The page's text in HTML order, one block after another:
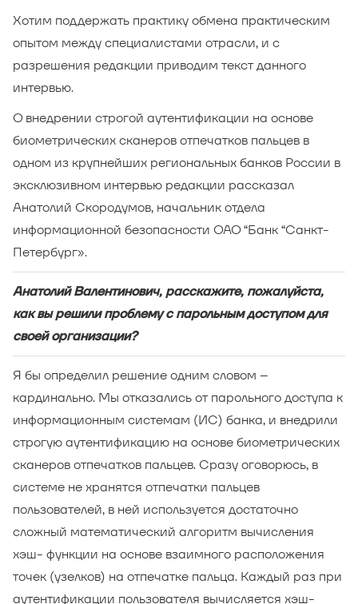
Хотим поддержать практику обмена практическим
опытом между специалистами отрасли, и с
разрешения редакции приводим текст данного
интервью.
О внедрении строгой аутентификации на основе
биометрических сканеров отпечатков пальцев в
одном из крупнейших региональных банков России в
эксклюзивном интервью редакции рассказал
Анатолий Скородумов, начальник отдела
информационной безопасности ОАО “Банк “Санкт-
Петербург».
Анатолий Валентинович, расскажите, пожалуйста,
как вы решили проблему с парольным доступом для
своей организации?
Я бы определил решение одним словом –
кардинально. Мы отказались от парольного доступа к
информационным системам (ИС) банка, и внедрили
строгую аутентификацию на основе биометрических
сканеров отпечатков пальцев. Сразу оговорюсь, в
системе не хранятся отпечатки пальцев
пользователей, в ней используется достаточно
сложный математический алгоритм вычисления
хэш- функции на основе взаимного расположения
точек (узелков) на отпечатке пальца. Каждый раз при
аутентификации пользователя вычисляется хэш-